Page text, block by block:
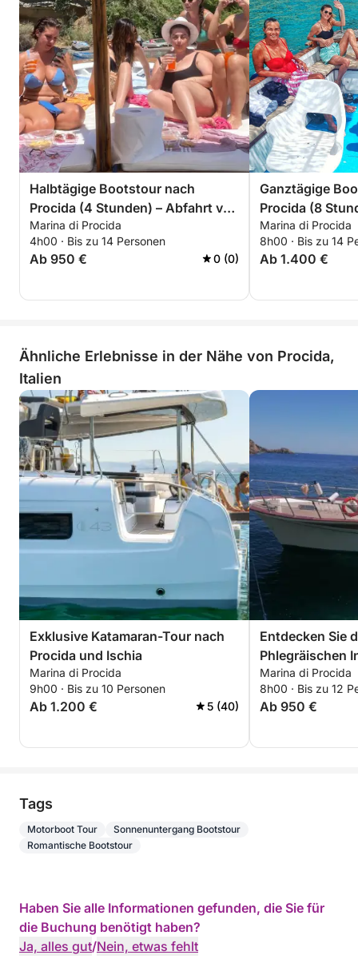
Halbtägige Bootstour nach
Procida (4 Stunden) – Abfahrt von
Corricella/Monte di Procida-
Acquamorta – auf Anfrage
Marina di Procida
4h00 · Bis zu 14 Personen
Ab 950 € 0 (0)
Ganztägige
Procida (8
Corricella/
Acquamorta –
Marina di Procida
8h00 · Bis zu 14
Ab 1.400 €
Ähnliche Erlebnisse in der Nähe von Procida,
Italien
Exklusive Katamaran-Tour nach
Procida und Ischia
Marina di Procida
9h00 · Bis zu 10 Personen
Ab 1.200 € 5 (40)
Entdecken Sie
Phlegräischen
Marina di Procida
8h00 · Bis zu 12
Ab 950 €
Tags
Motorboot Tour
Sonnenuntergang Bootstour
Romantische Bootstour
Haben Sie alle Informationen gefunden, die Sie für
die Buchung benötigt haben?
Ja, alles gut/Nein, etwas fehlt